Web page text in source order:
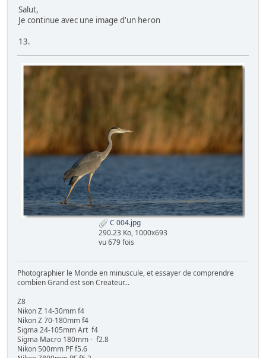
Salut,
Je continue avec une image d'un heron
13.
C 004.jpg
290.23 Ko, 1000x693
vu 679 fois
Photographier le Monde en minuscule, et essayer de comprendre
combien Grand est son Createur...
Z8
Nikon Z 14-30mm f4
Nikon Z 70-180mm f4
Sigma 24-105mm Art f4
Sigma Macro 180mm - f2.8
Nikon 500mm PF f5.6